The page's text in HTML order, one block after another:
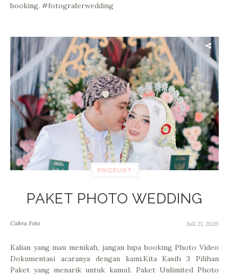
booking. #fotograferwedding
PRICELIST
PAKET PHOTO WEDDING
Cakra Foto Juli 21, 2026
Kalian yang mau menikah, jangan lupa booking Photo Video
Dokumentasi acaranya dengan kami.Kita Kasih 3 Pilihan
Paket yang menarik untuk kamu1. Paket Unlimited Photo